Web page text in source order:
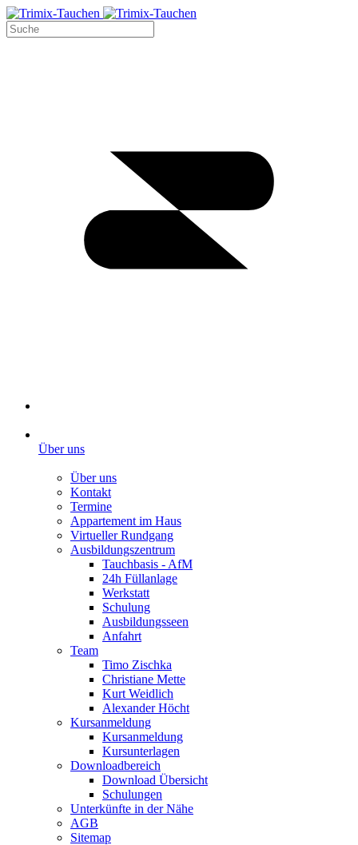
Über uns
Über uns
Kontakt
Termine
Appartement im Haus
Virtueller Rundgang
Ausbildungszentrum
Tauchbasis - AfM
24h Füllanlage
Werkstatt
Schulung
Ausbildungsseen
Anfahrt
Team
Timo Zischka
Christiane Mette
Kurt Weidlich
Alexander Höcht
Kursanmeldung
Kursanmeldung
Kursunterlagen
Downloadbereich
Download Übersicht
Schulungen
Unterkünfte in der Nähe
AGB
Sitemap